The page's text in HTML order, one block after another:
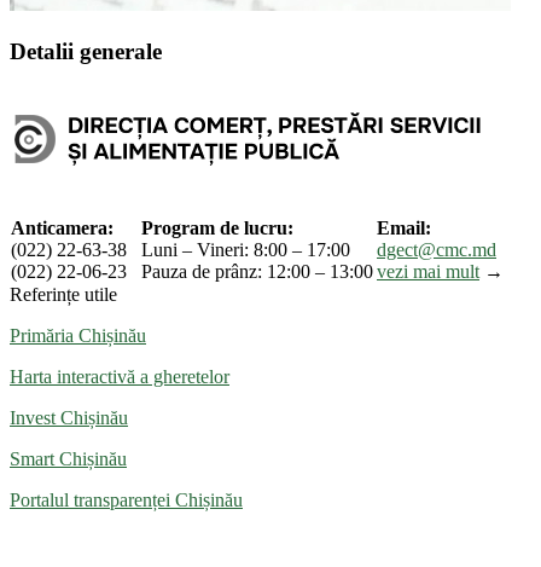
Detalii generale
Anticamera:
(022) 22-63-38
(022) 22-06-23
Program de lucru:
Luni – Vineri: 8:00 – 17:00
Pauza de prânz: 12:00 – 13:00
Email:
dgect@cmc.md
vezi mai mult →
Referințe utile
Primăria Chișinău
Harta interactivă a gheretelor
Invest Chișinău
Smart Chișinău
Portalul transparenței Chișinău